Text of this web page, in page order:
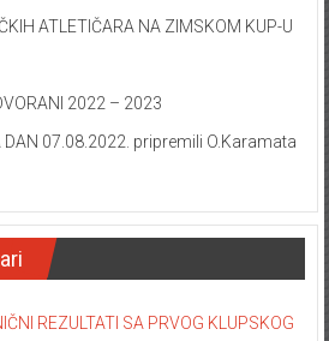
ATLETIČARA NA ZIMSKOM KUP-U
2022 – 2023
DAN 07.08.2022. pripremili O.Karamata
REZULTATI SA PRVOG KLUPSKOG